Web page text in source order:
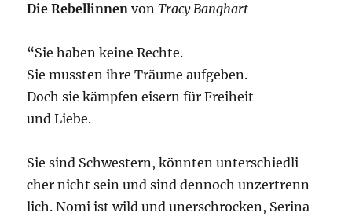
Die Rebel­lin­nen vonTra­cy Bang­hart
“Sie haben kei­ne Rechte.
Sie muss­ten ihre Träu­me aufgeben.
Doch sie kämp­fen eisern für Freiheit
und Liebe.
Sie sind Schwes­tern, könn­ten unter­schied­li­
cher nicht sein und sind den­noch unzer­trenn­
lich. Nomi ist wild und uner­schro­cken, Seri­na